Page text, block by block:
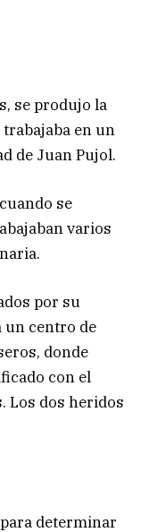
se produjo la
en un
de Juan Pujol.
se
varios
por su
un centro de
donde
con el
Los dos heridos
determinar